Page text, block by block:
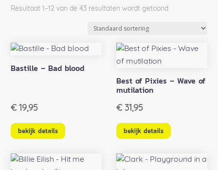
Resultaat 1–12 van de 43 resultaten wordt getoond
Bastille – Bad blood
€ 19,95
bekijk details
Best of Pixies – Wave of
mutilation
€ 31,95
bekijk details